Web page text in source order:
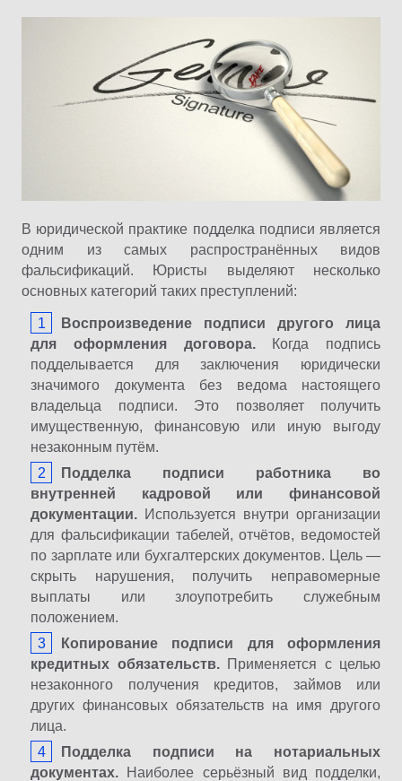
В юридической практике подделка подписи является
одним из самых распространённых видов
фальсификаций. Юристы выделяют несколько
основных категорий таких преступлений:
Воспроизведение подписи другого лица
для оформления договора.Когда подпись
подделывается для заключения юридически
значимого документа без ведома настоящего
владельца подписи. Это позволяет получить
имущественную, финансовую или иную выгоду
незаконным путём.
Подделка подписи работника во
внутренней кадровой или финансовой
документации. Используется внутри организации
для фальсификации табелей, отчётов, ведомостей
по зарплате или бухгалтерских документов. Цель —
скрыть нарушения, получить неправомерные
выплаты или злоупотребить служебным
положением.
Копирование подписи для оформления
кредитных обязательств.Применяется с целью
незаконного получения кредитов, займов или
других финансовых обязательств на имя другого
лица.
Подделка подписи на нотариальных
документах. Наиболее серьёзный вид подделки,